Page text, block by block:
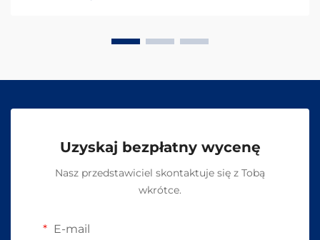
Uzyskaj bezpłatny wycenę
Nasz przedstawiciel skontaktuje się z Tobą
wkrótce.
E-mail